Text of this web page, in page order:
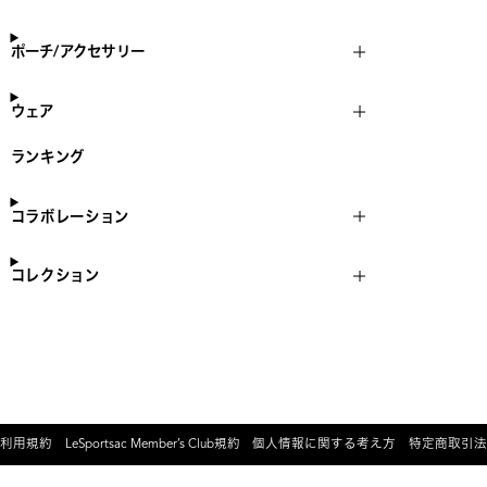
ポーチ/アクセサリー
ウェア
ランキング
コラボレーション
コレクション
利用規約 LeSportsac Member’s Club規約 個人情報に関する考え方 特定商取引